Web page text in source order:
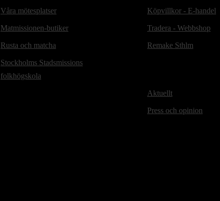
Våra mötesplatser
Matmissionen-butiker
Rusta och matcha
Stockholms Stadsmissions
folkhögskola
Köpvillkor - E-handel
Tradera - Webbshop
Remake Sthlm
Aktuellt
Press och opinion